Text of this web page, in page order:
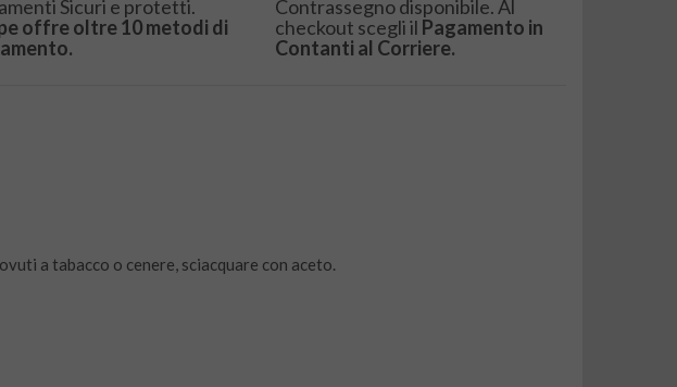
Sicuri e protetti.
offre oltre 10 metodi di
Contrassegno disponibile. Al
checkout scegli il Pagamento in
Contanti al Corriere.
a tabacco o cenere, sciacquare con aceto.